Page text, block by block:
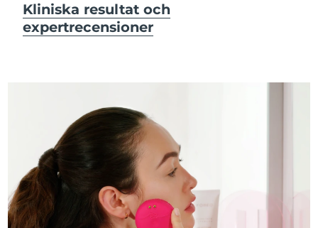
Kliniska resultat och
expertrecensioner